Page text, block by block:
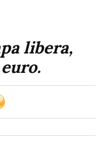
libera,